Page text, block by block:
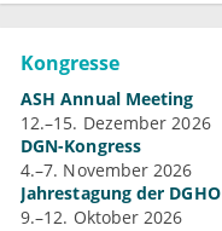
Kongresse
ASH Annual Meeting
12.–15. Dezember 2026
DGN-Kongress
4.–7. November 2026
Jahrestagung der DGHO
9.–12. Oktober 2026